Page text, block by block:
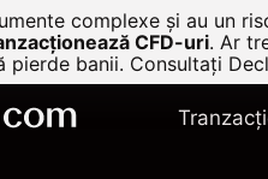
complexe și au un
CFD-uri. Ar
pierde banii. Consultați